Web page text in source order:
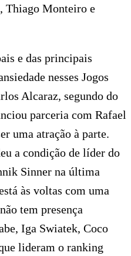
Thiago Monteiro e
e das principais
nesses Jogos
Alcaraz, segundo do
parceria com Rafael
uma atração à parte.
a condição de líder do
Sinner na última
às voltas com uma
tem presença
Iga Swiatek, Coco
lideram o ranking